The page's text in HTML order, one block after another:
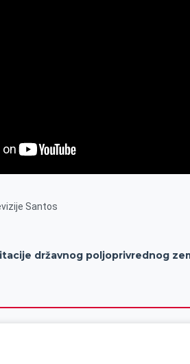
Santos
državnog poljoprivrednog